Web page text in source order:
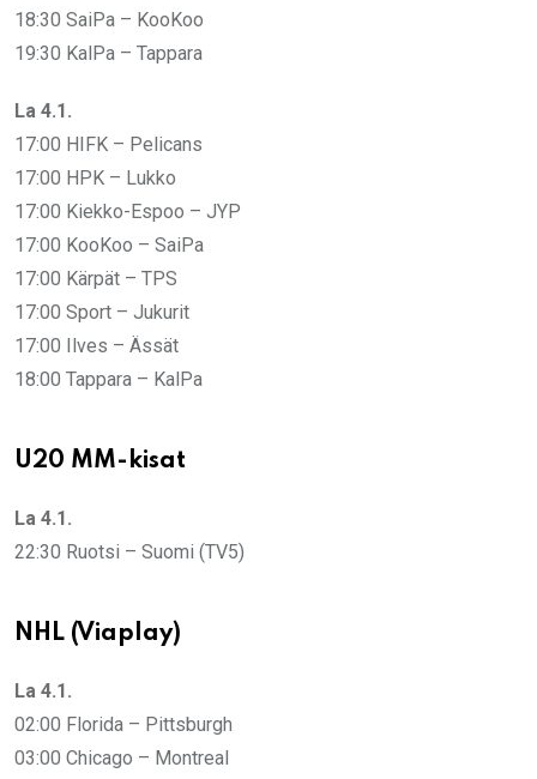
18:30 SaiPa – KooKoo
19:30 KalPa – Tappara
La 4.1.
17:00 HIFK – Pelicans
17:00 HPK – Lukko
17:00 Kiekko-Espoo – JYP
17:00 KooKoo – SaiPa
17:00 Kärpät – TPS
17:00 Sport – Jukurit
17:00 Ilves – Ässät
18:00 Tappara – KalPa
U20 MM-kisat
La 4.1.
22:30 Ruotsi – Suomi (TV5)
NHL (Viaplay)
La 4.1.
02:00 Florida – Pittsburgh
03:00 Chicago – Montreal